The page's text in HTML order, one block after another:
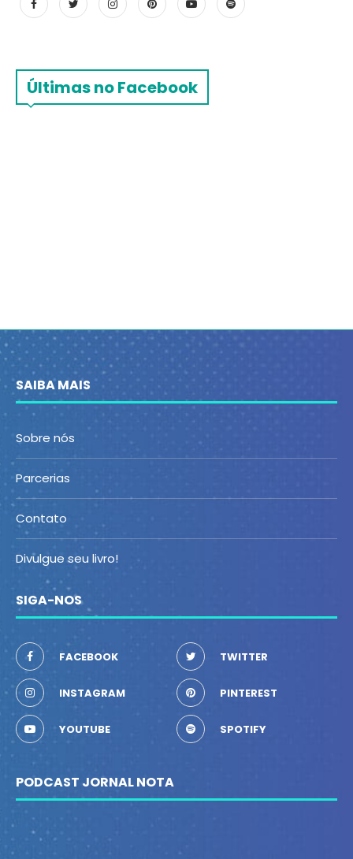
Últimas no Facebook
SAIBA MAIS
Sobre nós
Parcerias
Contato
Divulgue seu livro!
SIGA-NOS
FACEBOOK TWITTER
INSTAGRAM PINTEREST
YOUTUBE SPOTIFY
PODCAST JORNAL NOTA